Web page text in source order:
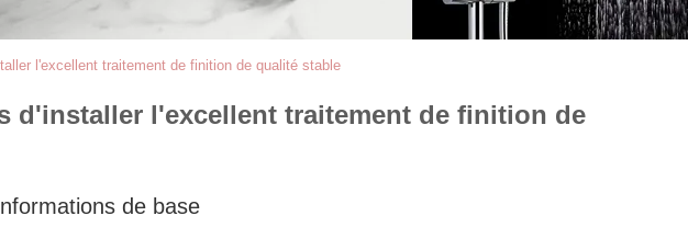
l'excellent traitement de finition de qualité stable
d'installer l'excellent traitement de finition de
de base